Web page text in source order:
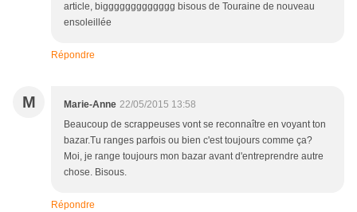
article, biggggggggggggg bisous de Touraine de nouveau
ensoleillée
Répondre
M Marie-Anne 22/05/2015 13:58
Beaucoup de scrappeuses vont se reconnaître en voyant ton
bazar.Tu ranges parfois ou bien c'est toujours comme ça?
Moi, je range toujours mon bazar avant d'entreprendre autre
chose. Bisous.
Répondre